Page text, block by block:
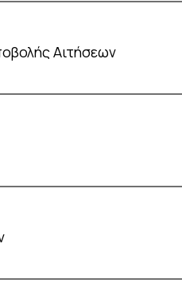
Αιτήσεων